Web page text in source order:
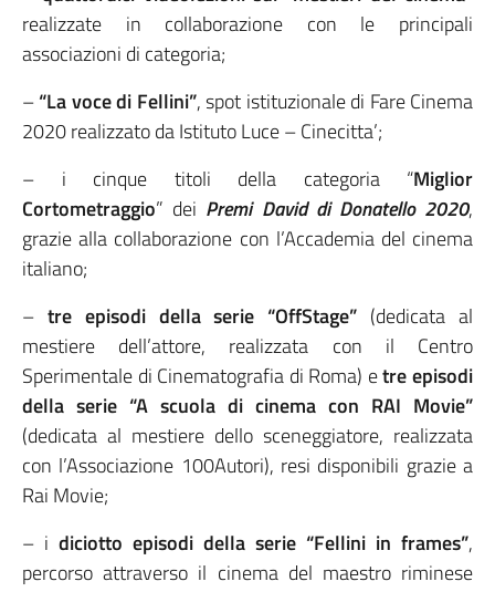
realizzate in collaborazione con le principali
associazioni di categoria;
–“La voce di Fellini”, spot istituzionale di Fare Cinema
2020 realizzato da Istituto Luce – Cinecitta’;
– i cinque titoli della categoria “Miglior
Cortometraggio” dei Premi David di Donatello 2020,
grazie alla collaborazione con l’Accademia del cinema
italiano;
– tre episodi della serie “OffStage” (dedicata al
mestiere dell’attore, realizzata con il Centro
Sperimentale di Cinematografia di Roma) etre episodi
della serie “A scuola di cinema con RAI Movie”
(dedicata al mestiere dello sceneggiatore, realizzata
con l’Associazione 100Autori), resi disponibili grazie a
Rai Movie;
– i diciotto episodi della serie “Fellini in frames”,
percorso attraverso il cinema del maestro riminese